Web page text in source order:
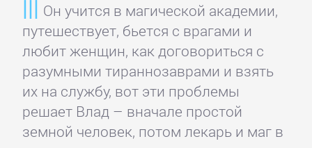
Он учится в магической академии,
путешествует, бьется с врагами и
любит женщин, как договориться с
разумными тираннозаврами и взять
их на службу, вот эти проблемы
решает Влад – вначале простой
земной человек, потом лекарь и маг в
Классическая
проза
Литература
19
века